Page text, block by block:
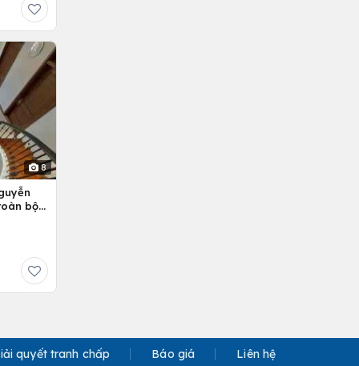
8
bộ
quyết tranh chấp Báo giá Liên hệ